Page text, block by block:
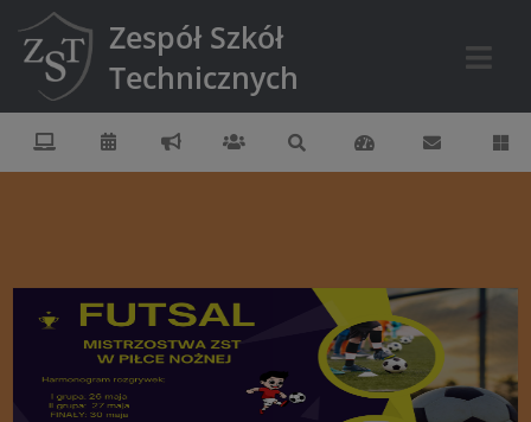
Zespół Szkół
Technicznych